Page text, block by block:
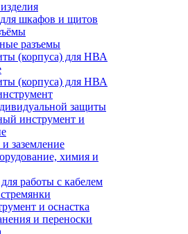
шкафов и щитов
разъемы
(корпуса) для НВА
(корпуса) для НВА
защиты
инструмент и
заземление
химия и
работы с кабелем
и оснастка
и переноски